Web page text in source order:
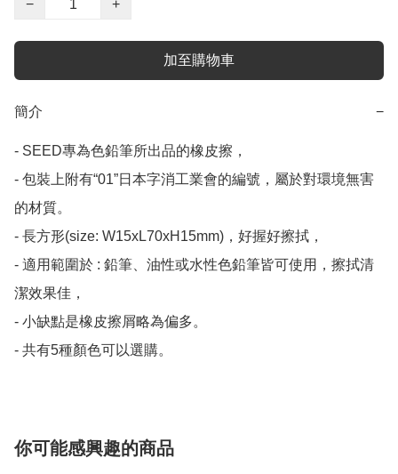
−
+
加至購物車
簡介 −
- SEED專為色鉛筆所出品的橡皮擦，
- 包裝上附有“01”日本字消工業會的編號，屬於對環境無害
的材質。
- 長方形(size: W15xL70xH15mm)，好握好擦拭，
- 適用範圍於 : 鉛筆、油性或水性色鉛筆皆可使用，擦拭清
潔效果佳，
- 小缺點是橡皮擦屑略為偏多。
- 共有5種顏色可以選購。
你可能感興趣的商品